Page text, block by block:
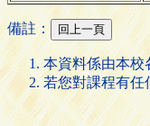
備註：
本資料係由本校
若您對課程有任